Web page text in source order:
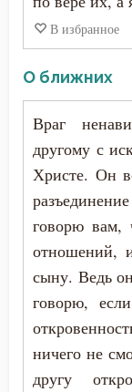
Очищение
Падение
Подвиг
Подготовка к
Познание себя
Покаяние
Климент
Лев Великий
Лев
Лука (Войно-
Макарий
Макарий
Максим Грек
Максим
В избранное
О ближних
Враг
другому с
Христе. Он
говорю вам,
отношений,
сыну. Ведь
говорю,
ничего не
другу